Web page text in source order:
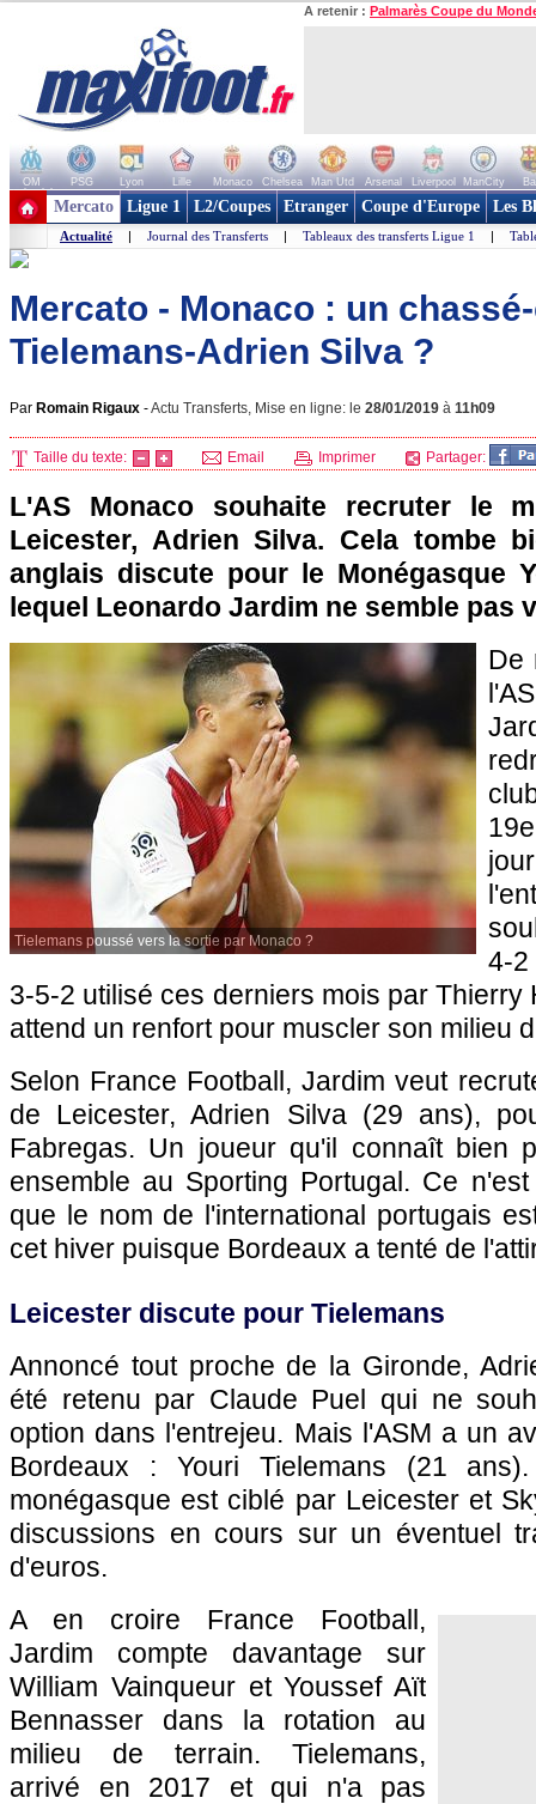
A retenir : Palmarès Coupe du
OM PSG Lyon Lille Monaco Chelsea Man Utd Arsenal Liverpool ManCity
+ de clubs
Mercato Ligue 1 L2/Coupes Etranger Coupe d'Europe Les
Actualité | Journal des Transferts | Tableaux des transferts Ligue 1 |
Mercato - Monaco : un
Tielemans-Adrien Silva ?
Par Romain Rigaux -Actu Transferts, Mise en ligne: le 28/01/2019 à 11h09
Taille du texte: Email Imprimer Partager:
L'AS Monaco souhaite recruter le
Leicester, Adrien Silva. Cela tombe
anglais discute pour le Monégasque
lequel Leonardo Jardim ne semble pas
Tielemans poussé vers la sortie par Monaco ?
De
4-
3-5-2 utilisé ces derniers mois par Thierry
attend un renfort pour muscler son milieu
Selon France Football, Jardim veut
de Leicester, Adrien Silva (29 ans),
Fabregas. Un joueur qu'il connaît bien
ensemble au Sporting Portugal. Ce
que le nom de l'international portugais
cet hiver puisque Bordeaux a tenté de
Leicester discute pour Tielemans
Annoncé tout proche de la Gironde,
été retenu par Claude Puel qui ne
option dans l'entrejeu. Mais l'ASM a un
Bordeaux : Youri Tielemans (21
monégasque est ciblé par Leicester et
discussions en cours sur un éventuel
d'euros.
A en croire France Football,
Jardim compte davantage sur
William Vainqueur et Youssef Aït
Bennasser dans la rotation au
milieu de terrain. Tielemans,
arrivé en 2017 et qui n'a pas